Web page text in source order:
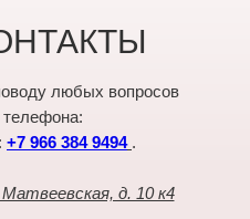
любых вопросов
+7 966 384 9494 .
д. 10 к4